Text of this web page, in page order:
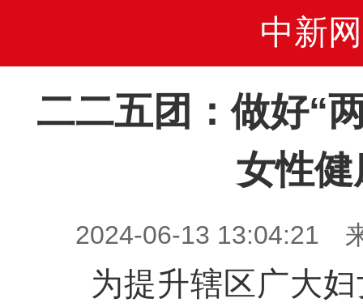
中新网
二二五团：做好“
女性健
2024-06-13 13:04:21
为提升辖区广大妇